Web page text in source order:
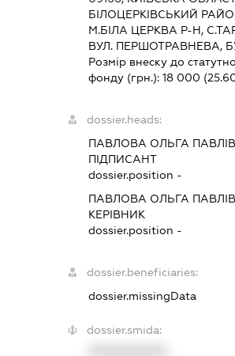
БIЛОЦЕРКIВСЬКИЙ
М.БIЛА ЦЕРКВА Р-Н,
ВУЛ. ПЕРШОТРАВНЕВА,
Розмір внеску до
фонду (грн.):18 000
dossier.heads:
ПАВЛОВА ОЛЬГА
ПІДПИСАНТ
dossier.position -
ПАВЛОВА ОЛЬГА
КЕРІВНИК
dossier.position -
dossier.beneficiaries:
dossier.missingData
dossier.smida: